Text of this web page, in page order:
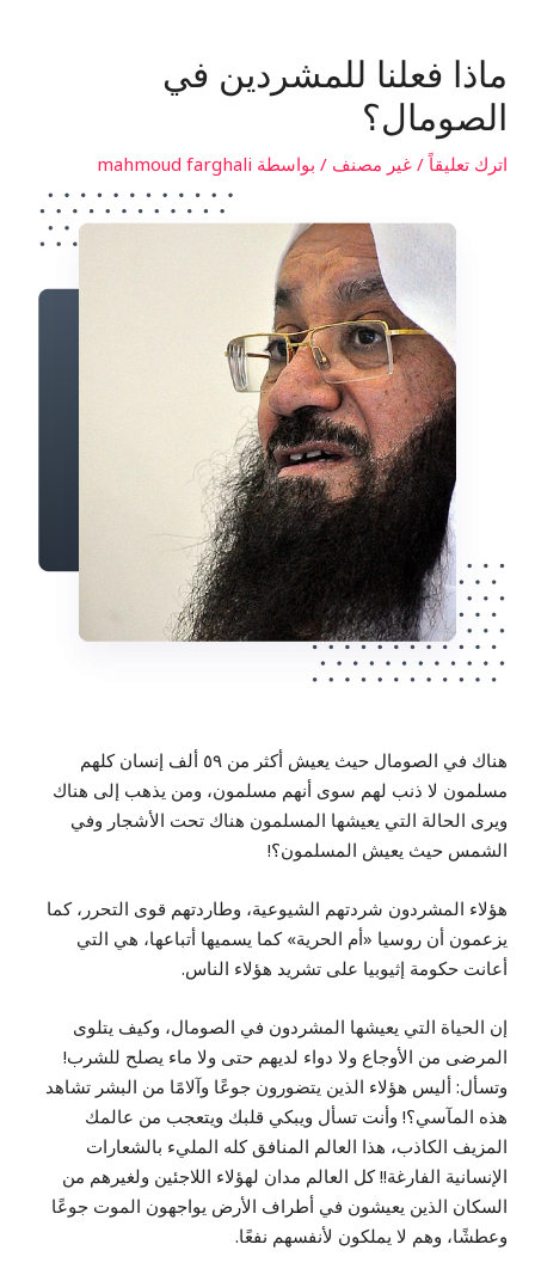
ماذا فعلنا للمشردين في
الصومال؟
اترك تعليقاً /غير مصنف / بواسطة mahmoud farghali
هناك في الصومال حيث يعيش أكثر من ٥٩ ألف إنسان كلهم
مسلمون لا ذنب لهم سوى أنهم مسلمون، ومن يذهب إلى هناك
ويرى الحالة التي يعيشها المسلمون هناك تحت الأشجار وفي
الشمس حيث يعيش المسلمون؟!
هؤلاء المشردون شردتهم الشيوعية، وطاردتهم قوى التحرر، كما
يزعمون أن روسيا «أم الحرية» كما يسميها أتباعها، هي التي
أعانت حكومة إثيوبيا على تشريد هؤلاء الناس.
إن الحياة التي يعيشها المشردون في الصومال، وكيف يتلوى
المرضى من الأوجاع ولا دواء لديهم حتى ولا ماء يصلح للشرب!
وتسأل: أليس هؤلاء الذين يتضورون جوعًا وآلامًا من البشر تشاهد
هذه المآسي؟! وأنت تسأل ويبكي قلبك ويتعجب من عالمك
المزيف الكاذب، هذا العالم المنافق كله المليء بالشعارات
الإنسانية الفارغة!! كل العالم مدان لهؤلاء اللاجئين ولغيرهم من
السكان الذين يعيشون في أطراف الأرض يواجهون الموت جوعًا
وعطشًا، وهم لا يملكون لأنفسهم نفعًا.